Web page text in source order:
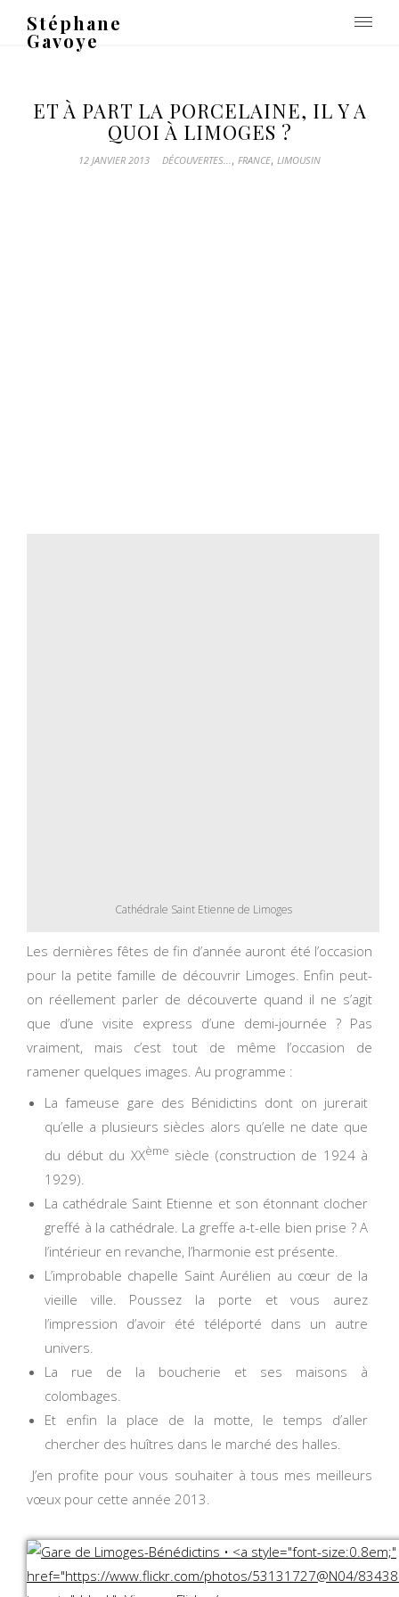
Stéphane
Gavoye
ET À PART LA PORCELAINE, IL Y A
QUOI À LIMOGES ?
12 JANVIER 2013 DÉCOUVERTES..., FRANCE, LIMOUSIN
Cathédrale Saint Etienne de Limoges
Les dernières fêtes de fin d’année auront été l’occasion
pour la petite famille de découvrir Limoges. Enfin peut-
on réellement parler de découverte quand il ne s’agit
que d’une visite express d’une demi-journée ? Pas
vraiment, mais c’est tout de même l’occasion de
ramener quelques images. Au programme :
La fameuse gare des Bénidictins dont on jurerait
qu’elle a plusieurs siècles alors qu’elle ne date que
du début du XXème siècle (construction de 1924 à
1929).
La cathédrale Saint Etienne et son étonnant clocher
greffé à la cathédrale. La greffe a-t-elle bien prise ? A
l’intérieur en revanche, l’harmonie est présente.
L’improbable chapelle Saint Aurélien au cœur de la
vieille ville. Poussez la porte et vous aurez
l’impression d’avoir été téléporté dans un autre
univers.
La rue de la boucherie et ses maisons à
colombages.
Et enfin la place de la motte, le temps d’aller
chercher des huîtres dans le marché des halles.
J’en profite pour vous souhaiter à tous mes meilleurs
vœux pour cette année 2013.